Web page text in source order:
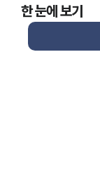
한 눈에 보기